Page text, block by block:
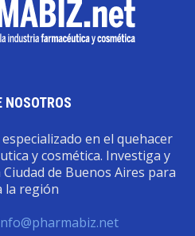
NOSOTROS
en el quehacer
y cosmética. Investiga y
de Buenos Aires para
la región